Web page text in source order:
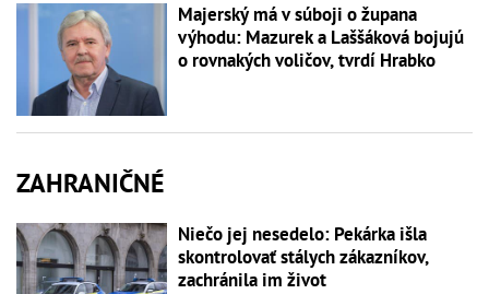
Majerský má v súboji o župana
výhodu: Mazurek a Laššáková bojujú
o rovnakých voličov, tvrdí Hrabko
ZAHRANIČNÉ
Niečo jej nesedelo: Pekárka išla
skontrolovať stálych zákazníkov,
zachránila im život